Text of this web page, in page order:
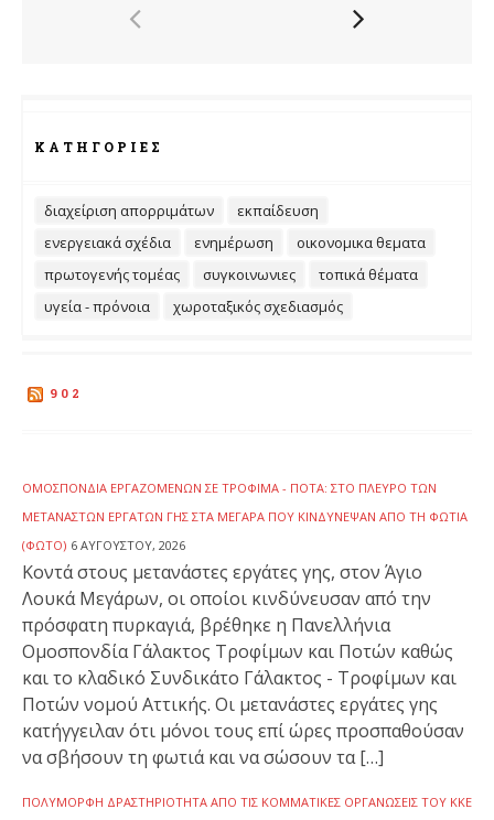
ΚΑΤΗΓΟΡΊΕΣ
διαχείριση απορριμάτων
εκπαίδευση
ενεργειακά σχέδια
ενημέρωση
οικονομικα θεματα
πρωτογενής τομέας
συγκοινωνιες
τοπικά θέματα
υγεία - πρόνοια
χωροταξικός σχεδιασμός
902
ΟΜΟΣΠΟΝΔΊΑ ΕΡΓΑΖΟΜΈΝΩΝ ΣΕ ΤΡΌΦΙΜΑ - ΠΟΤΆ: ΣΤΟ ΠΛΕΥΡΌ ΤΩΝ
ΜΕΤΑΝΑΣΤΏΝ ΕΡΓΑΤΏΝ ΓΗΣ ΣΤΑ ΜΈΓΑΡΑ ΠΟΥ ΚΙΝΔΎΝΕΨΑΝ ΑΠΌ ΤΗ ΦΩΤΙΆ
(ΦΩΤΟ) 6 ΑΥΓΟΎΣΤΟΥ, 2026
Κοντά στους μετανάστες εργάτες γης, στον Άγιο
Λουκά Μεγάρων, οι οποίοι κινδύνευσαν από την
πρόσφατη πυρκαγιά, βρέθηκε η Πανελλήνια
Ομοσπονδία Γάλακτος Τροφίμων και Ποτών καθώς
και το κλαδικό Συνδικάτο Γάλακτος - Τροφίμων και
Ποτών νομού Αττικής. Οι μετανάστες εργάτες γης
κατήγγειλαν ότι μόνοι τους επί ώρες προσπαθούσαν
να σβήσουν τη φωτιά και να σώσουν τα […]
ΠΟΛΎΜΟΡΦΗ ΔΡΑΣΤΗΡΙΌΤΗΤΑ ΑΠΌ ΤΙΣ ΚΟΜΜΑΤΙΚΈΣ ΟΡΓΑΝΏΣΕΙΣ ΤΟΥ ΚΚΕ